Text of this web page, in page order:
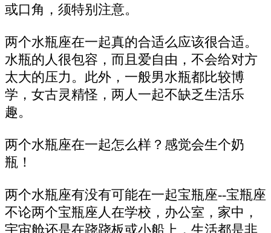
或口角，须特别注意。
两个水瓶座在一起真的合适么应该很合适。
水瓶的人很包容，而且爱自由，不会给对方
太大的压力。此外，一般男水瓶都比较博
学，女古灵精怪，两人一起不缺乏生活乐
趣。
两个水瓶座在一起怎么样？感觉会生个奶
瓶！
两个水瓶座有没有可能在一起宝瓶座--宝瓶座
不论两个宝瓶座人在学校，办公室，家中，
宇宙舱还是在跷跷板或小船上，生活都是非